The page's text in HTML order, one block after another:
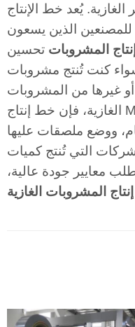
يُعد خط الإنتاج
للمصنعين الذين يسعون
المشروبات تحسين
سواء كنت تُنتج مشروبات
أو غيرها من المشروبات
الغازية، فإن خط إنتاج MIC 14-12-5 يضمن تعبئة كل
ووضع ملصقات عليها
التي تُنتج كميات
معايير جودة عالية،
المشروبات الغازية